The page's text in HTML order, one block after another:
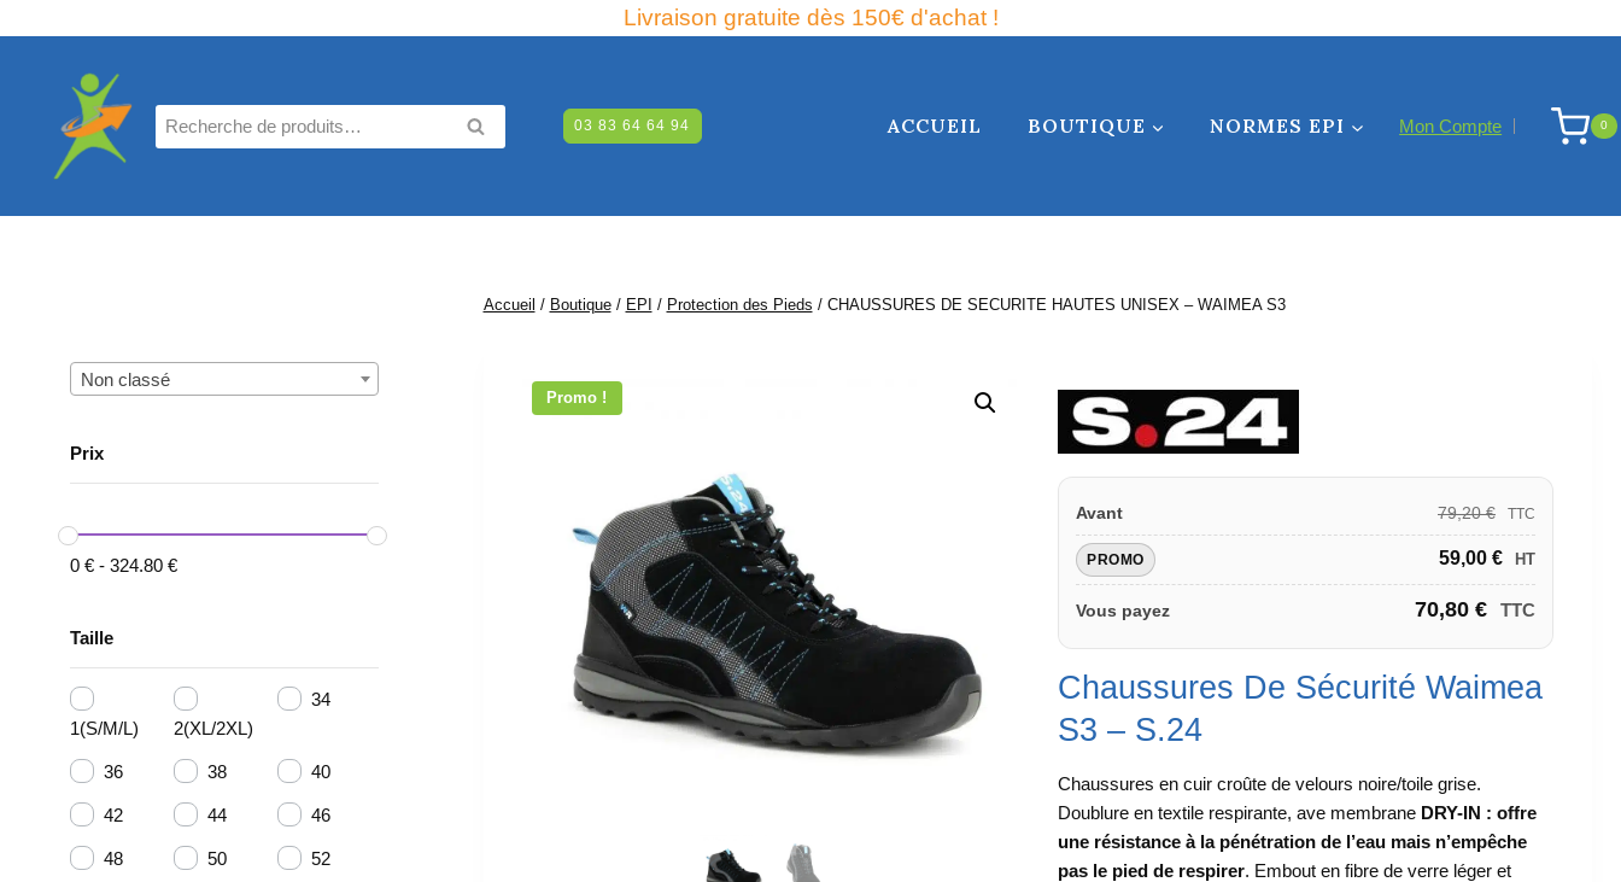
au
Livraison gratuite dès 150€ d'achat !
Recherche
pour :
RECHERCHE03 83 64 64 94 ACCUEIL BOUTIQUE NORMES EPI Mon Compte 0
Accueil / Boutique / EPI / Protection des Pieds / CHAUSSURES DE SECURITE HAUTES UNISEX – WAIMEA S3
Promo !
Avant 79,20€ TTC
PROMO 59,00 € HT
Vous payez 70,80 € TTC
Chaussures De Sécurité Waimea
S3 – S.24
Chaussures en cuir croûte de velours noire/toile grise.
Doublure en textile respirante, ave membrane DRY-IN : offre
une résistance à la pénétration de l’eau mais n’empêche
pas le pied de respirer. Embout en fibre de verre léger et
Non classé
Prix
0 € - 324.80 €
Taille
1(S/M/L) 2(XL/2XL)
34
36 38 40
42 44 46
48 50 52